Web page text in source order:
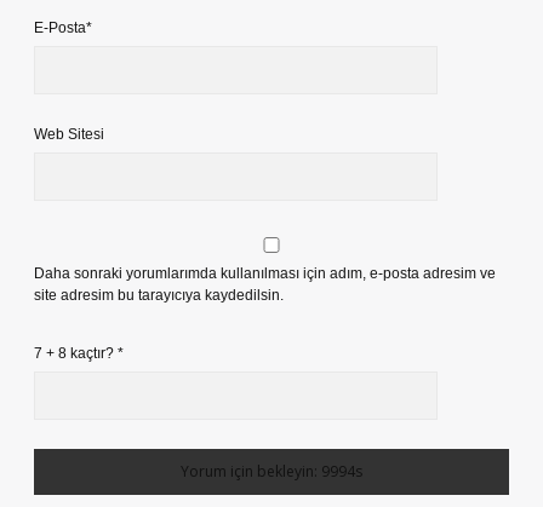
E-Posta*
Web Sitesi
Daha sonraki yorumlarımda kullanılması için adım, e-posta adresim ve
site adresim bu tarayıcıya kaydedilsin.
7 + 8 kaçtır? *